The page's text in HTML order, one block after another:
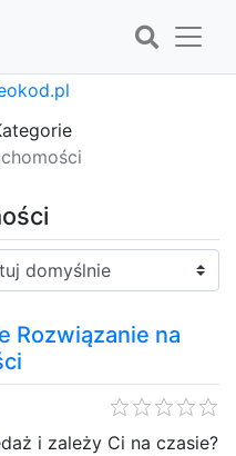
Rozwiązanie na
i zależy Ci na czasie?